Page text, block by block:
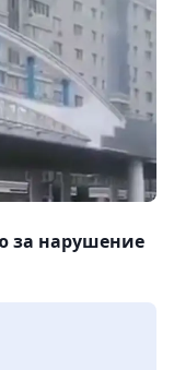
за нарушение